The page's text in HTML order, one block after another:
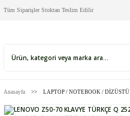
Tüm Siparişler Stoktan Teslim Edilir
Anasayfa LAPTOP / NOTEBOOK / DİZÜSTÜ